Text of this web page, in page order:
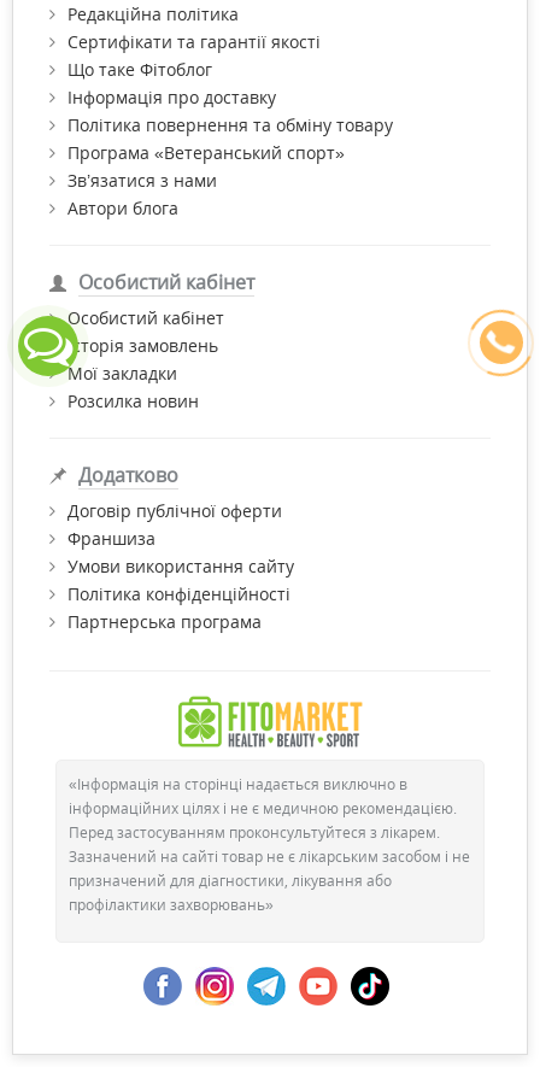
Редакційна політика
Сертифікати та гарантії якості
Що таке Фітоблог
Інформація про доставку
Політика повернення та обміну товару
Програма «Ветеранський спорт»
Зв’язатися з нами
Автори блога
Особистий кабінет
Особистий кабінет
Історія замовлень
Мої закладки
Розсилка новин
Додатково
Договір публічної оферти
Франшиза
Умови використання сайту
Політика конфіденційності
Партнерська програма
«Інформація на сторінці надається виключно в
інформаційних цілях і не є медичною рекомендацією.
Перед застосуванням проконсультуйтеся з лікарем.
Зазначений на сайті товар не є лікарським засобом і не
призначений для діагностики, лікування або
профілактики захворювань»